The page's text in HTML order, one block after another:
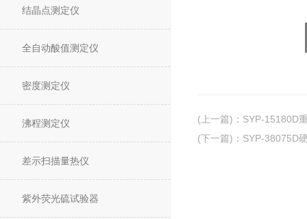
结晶点测定仪
全自动酸值测定仪
密度测定仪
沸程测定仪
差示扫描量热仪
紫外荧光硫试验器
(上一篇) ： SYP-15180D
(下一篇) ： SYP-38075D